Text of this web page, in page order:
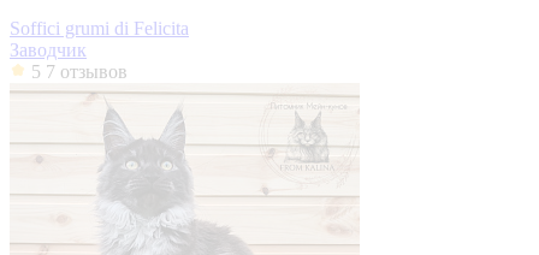
Soffici grumi di Felicita
Заводчик
5 7 отзывов